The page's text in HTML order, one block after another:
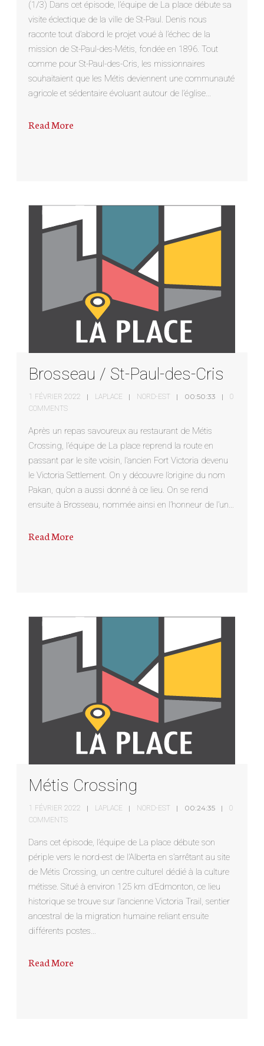
(1/3) Dans cet épisode, l’équipe de La place débute sa
visite éclectique de la ville de St-Paul. Denis nous
raconte tout d’abord le projet voué à l’échec de la
mission de St-Paul-des-Métis, fondée en 1896. Tout
comme pour St-Paul-des-Cris, les missionnaires
souhaitaient que les Métis deviennent une communauté
agricole et sédentaire évoluant autour de l’église…
Read More
Brosseau / St-Paul-des-Cris
1 FÉVRIER 2022 LAPLACE NORD-EST 00:50:33
0
COMMENTS
Après un repas savoureux au restaurant de Métis
Crossing, l’équipe de La place reprend la route en
passant par le site voisin, l’ancien Fort Victoria devenu
le Victoria Settlement. On y découvre l’origine du nom
Pakan, qu’on a aussi donné à ce lieu. On se rend
ensuite à Brosseau, nommée ainsi en l’honneur de l’un…
Read More
Métis Crossing
1 FÉVRIER 2022 LAPLACE NORD-EST 00:24:35
0
COMMENTS
Dans cet épisode, l’équipe de La place débute son
périple vers le nord-est de l’Alberta en s’arrêtant au site
de Métis Crossing, un centre culturel dédié à la culture
métisse. Situé à environ 125 km d’Edmonton, ce lieu
historique se trouve sur l’ancienne Victoria Trail, sentier
ancestral de la migration humaine reliant ensuite
différents postes…
Read More